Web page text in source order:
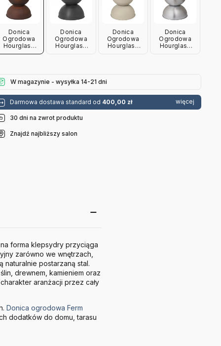
Donica
Ogrodowa
Hourglass
Large
Donica
Ogrodowa
Hourglass
Donica
Ogrodowa
Hourglass
Donica
Ogrodowa
Hourglass
W magazynie - wysyłka 14-21 dni
Darmowa dostawa standard od 400,00 zł więcej
30 dni na zwrot produktu
Znajdź najbliższy salon
forma klepsydry przyciąga
zarówno we wnętrzach,
naturalnie postarzaną stal.
drewnem, kamieniem oraz
aranżacji przez cały
Donica ogrodowa Ferm
dodatków do domu, tarasu